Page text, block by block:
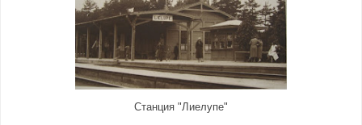
Станция "Лиелупе"